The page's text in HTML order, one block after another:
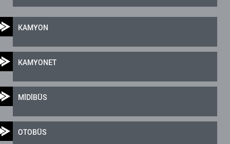
KAMYON
KAMYONET
MİDİBÜS
OTOBÜS